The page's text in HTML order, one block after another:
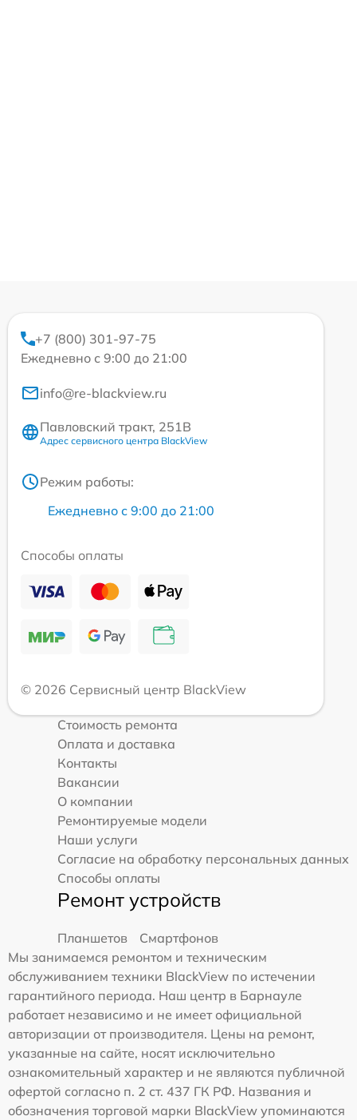
+7 (800) 301-97-75
Ежедневно с 9:00 до 21:00
info@re-blackview.ru
Павловский тракт, 251В
Адрес сервисного центра BlackView
Режим работы:
Ежедневно с 9:00 до 21:00
Способы оплаты
© 2026 Сервисный центр BlackView
Стоимость ремонта
Оплата и доставка
Контакты
Вакансии
О компании
Ремонтируемые модели
Наши услуги
Согласие на обработку персональных данных
Способы оплаты
Ремонт устройств
Планшетов
Смартфонов
Мы занимаемся ремонтом и техническим
обслуживанием техники BlackView по истечении
гарантийного периода. Наш центр в Барнауле
работает независимо и не имеет официальной
авторизации от производителя. Цены на ремонт,
указанные на сайте, носят исключительно
ознакомительный характер и не являются публичной
офертой согласно п. 2 ст. 437 ГК РФ. Названия и
обозначения торговой марки BlackView упоминаются